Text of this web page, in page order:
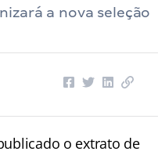
a nova seleção
o extrato de